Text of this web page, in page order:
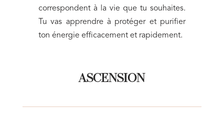
correspondent à la vie que tu souhaites.
Tu vas apprendre à protéger et purifier
ton énergie efficacement et rapidement.
ASCENSION